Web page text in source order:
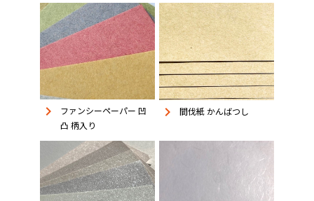
keyboard_arrow_right
ファンシーペーパー 凹
凸 柄入り
keyboard_arrow_right 間伐紙 かんばつし